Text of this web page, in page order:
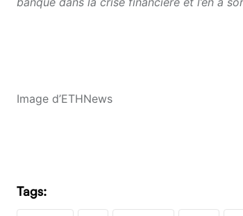
Image d’ETHNews
Tags: